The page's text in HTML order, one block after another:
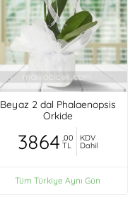
Beyaz 2 dal Phalaenopsis
Orkide
3864 ,00
TL
KDV
Dahil
Tüm Türkiye Aynı Gün